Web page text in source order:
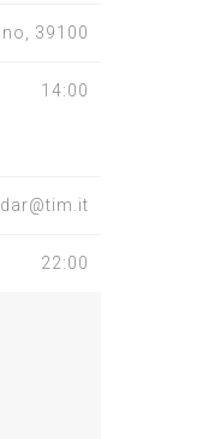
39100
14:00
22:00